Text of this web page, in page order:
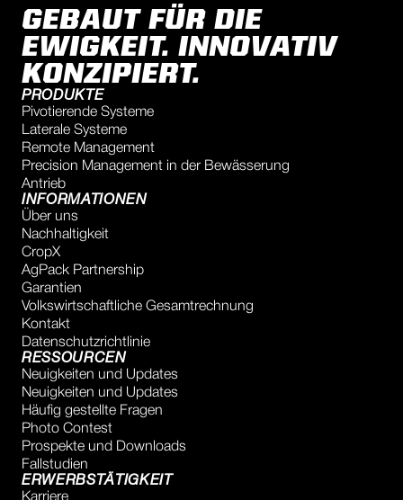
GEBAUT FÜR DIE
EWIGKEIT. INNOVATIV
KONZIPIERT.
PRODUKTE
Pivotierende Systeme
Laterale Systeme
Remote Management
Precision Management in der Bewässerung
Antrieb
INFORMATIONEN
Über uns
Nachhaltigkeit
CropX
AgPack Partnership
Garantien
Volkswirtschaftliche Gesamtrechnung
Kontakt
Datenschutzrichtlinie
RESSOURCEN
Neuigkeiten und Updates
Neuigkeiten und Updates
Häufig gestellte Fragen
Photo Contest
Prospekte und Downloads
Fallstudien
ERWERBSTÄTIGKEIT
Karriere